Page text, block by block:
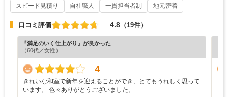
スピード見積り 自社職人 一貫担当者制 地元密着
口コミ評価 4.8 （19件）
『満足のいく仕上がり』が良かった
（60代／女性）
4
きれいな和室で新年を迎えることができ、とてもうれしく思って
います。 色々ありがとうございました。